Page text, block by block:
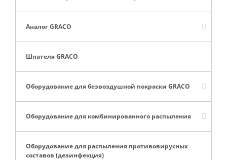
Аналог GRACO
Шпателя GRACO
Оборудование для безвоздушной покраски GRACO
Оборудование для комбинированного распыления
Оборудование для распыления противовирусных
составов (дезинфекция)